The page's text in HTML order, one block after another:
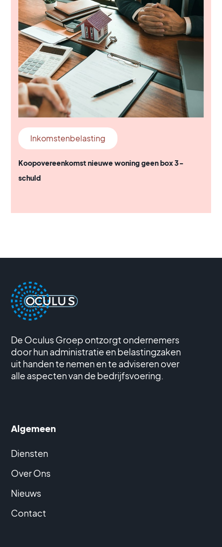
Inkomstenbelasting
Koopovereenkomst nieuwe woning geen box 3-
schuld
De Oculus Groep ontzorgt ondernemers
door hun administratie en belastingzaken
uit handen te nemen en te adviseren over
alle aspecten van de bedrijfsvoering.
Algemeen
Diensten
Over Ons
Nieuws
Contact